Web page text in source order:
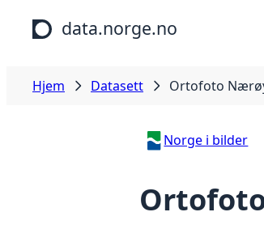
Hopp til hovedinnhold
data.norge.no
Hjem Datasett Ortofoto
Norge i bilder